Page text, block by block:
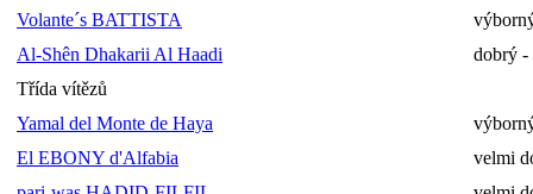
Volante´s BATTISTA
Al-Shên Dhakarii Al Haadi
dobrý -
Třída vítězů
Yamal del Monte de Haya
El EBONY d'Alfabia
velmi